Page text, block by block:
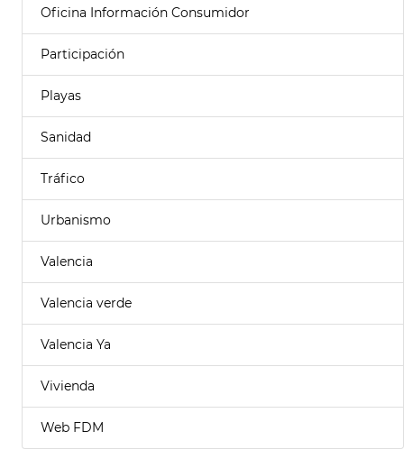
Oficina Información Consumidor
Participación
Playas
Sanidad
Tráfico
Urbanismo
Valencia
Valencia verde
Valencia Ya
Vivienda
Web FDM